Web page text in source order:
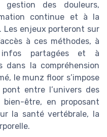
des douleurs,
continue et à la
Les enjeux porteront sur
à ces méthodes, à
partagées et à
dans la compréhension
le munz floor s’impose
entre l’univers des
être, en proposant
la santé vertébrale, la